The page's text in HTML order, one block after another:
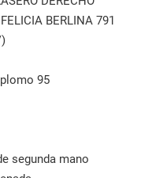
BERLINA 791
95
segunda mano